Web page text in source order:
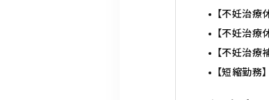
【不妊治療
【不妊治療
【不妊治療
【短縮勤務】